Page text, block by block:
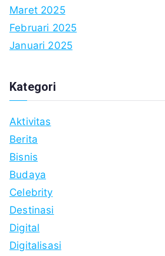
Maret 2025
Februari 2025
Januari 2025
Kategori
Aktivitas
Berita
Bisnis
Budaya
Celebrity
Destinasi
Digital
Digitalisasi